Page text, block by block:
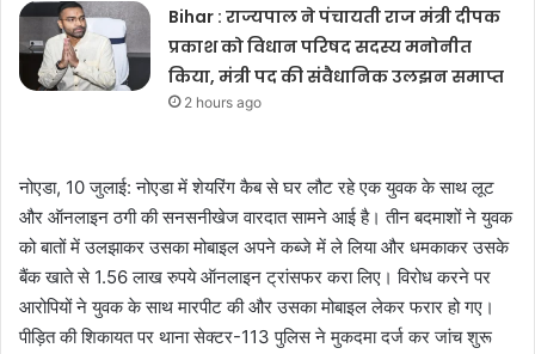
Bihar : राज्यपाल ने पंचायती राज मंत्री दीपक
प्रकाश को विधान परिषद सदस्य मनोनीत
किया, मंत्री पद की संवैधानिक उलझन समाप्त
2 hours ago
नोएडा, 10 जुलाई: नोएडा में शेयरिंग कैब से घर लौट रहे एक युवक के साथ लूट
और ऑनलाइन ठगी की सनसनीखेज वारदात सामने आई है। तीन बदमाशों ने युवक
को बातों में उलझाकर उसका मोबाइल अपने कब्जे में ले लिया और धमकाकर उसके
बैंक खाते से 1.56 लाख रुपये ऑनलाइन ट्रांसफर करा लिए। विरोध करने पर
आरोपियों ने युवक के साथ मारपीट की और उसका मोबाइल लेकर फरार हो गए।
पीड़ित की शिकायत पर थाना सेक्टर-113 पुलिस ने मुकदमा दर्ज कर जांच शुरू